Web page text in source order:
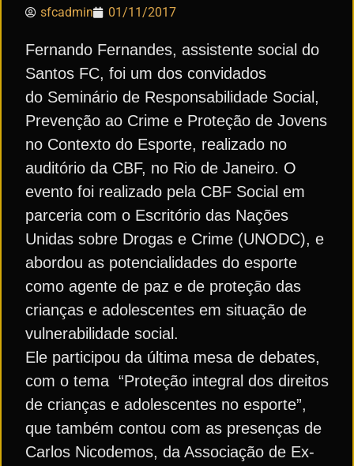
sfcadmin 01/11/2017
Fernando Fernandes, assistente social do
Santos FC, foi um dos convidados
do Seminário de Responsabilidade Social,
Prevenção ao Crime e Proteção de Jovens
no Contexto do Esporte, realizado no
auditório da CBF, no Rio de Janeiro. O
evento foi realizado pela CBF Social em
parceria com o Escritório das Nações
Unidas sobre Drogas e Crime (UNODC), e
abordou as potencialidades do esporte
como agente de paz e de proteção das
crianças e adolescentes em situação de
vulnerabilidade social.
Ele participou da última mesa de debates,
com o tema “Proteção integral dos direitos
de crianças e adolescentes no esporte”,
que também contou com as presenças de
Carlos Nicodemos, da Associação de Ex-